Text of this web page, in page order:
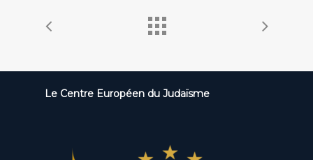
Le Centre Européen du Judaïsme